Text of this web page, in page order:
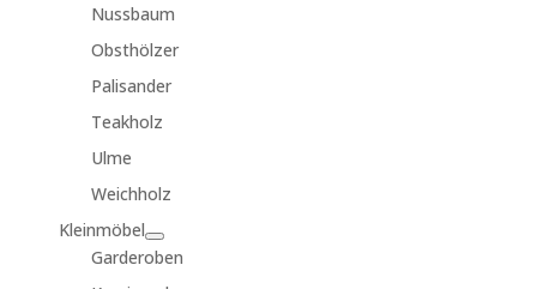
Nussbaum
Obsthölzer
Palisander
Teakholz
Ulme
Weichholz
Kleinmöbel
Garderoben